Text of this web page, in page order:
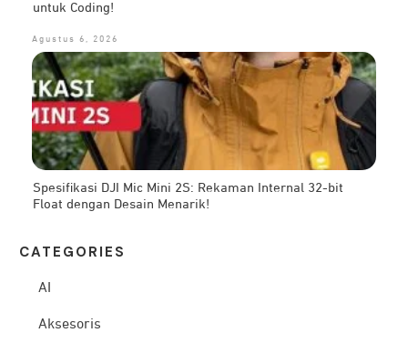
untuk Coding!
Agustus 6, 2026
Spesifikasi DJI Mic Mini 2S: Rekaman Internal 32-bit
Float dengan Desain Menarik!
CATEG ORIES
AI
Aksesoris